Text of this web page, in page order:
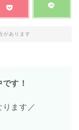
があります
す！
ます／